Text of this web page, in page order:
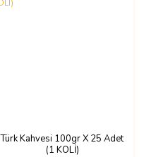
Türk Kahvesi 100gr X 25 Adet
(1 KOLİ)